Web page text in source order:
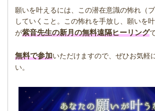
願いを叶えるには、この潜在意識の怖れ（
していくこと。この怖れを手放し、願いを
が紫音先生の新月の無料遠隔ヒーリング
無料で参加いただけますので、ぜひお気軽
い。